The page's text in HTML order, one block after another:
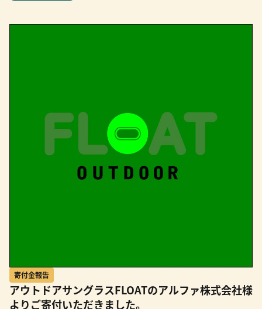
寄付金報告
アウトドアサングラスFLOATのアルファ株式会社様
よりご寄付いただきました。